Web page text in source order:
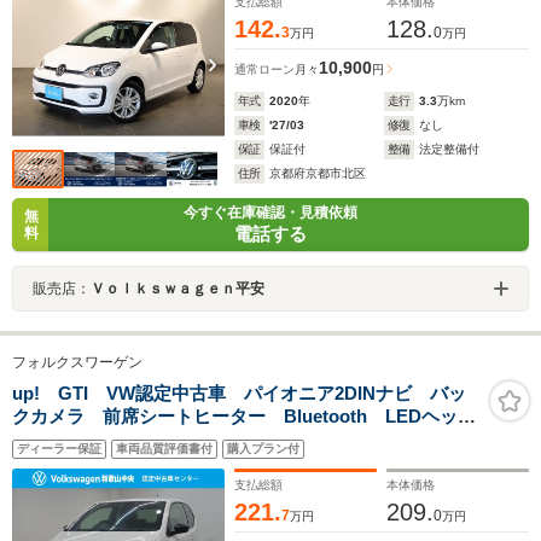
142.3万円 128.0万円
通常ローン 月々10,900円
年式 2020年 走行 3.3万km
車検
'27/03 修復
なし
保証
保証付 整備
法定整備付
住所
京都府京都市北区
無
料
今すぐ在庫確認・見積依頼
電話する
販売店： Ｖｏｌｋｓｗａｇｅｎ平安
フォルクスワーゲン
up! GTI VW認定中古車 パイオニア2DINナビ バッ
クカメラ 前席シートヒーター Bluetooth LEDヘッド
ライト ETC スペアキー 純正17インチアルミホイー
ル
ディーラー保証 車両品質評価書付 購入プラン付
支払総額
221.7万円
本体価格
209.0万円